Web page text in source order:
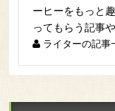
ーヒーをもっと
ってもらう記事
ライターの記事